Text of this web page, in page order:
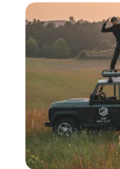
Sydsjælland &